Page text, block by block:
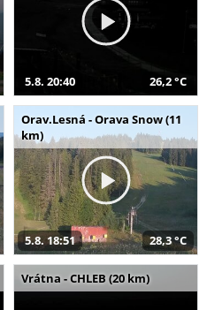
5.8. 20:40 26,2 °C
Orav.Lesná - Orava Snow (11
km)
5.8. 18:51 28,3 °C
Vrátna - CHLEB (20 km)